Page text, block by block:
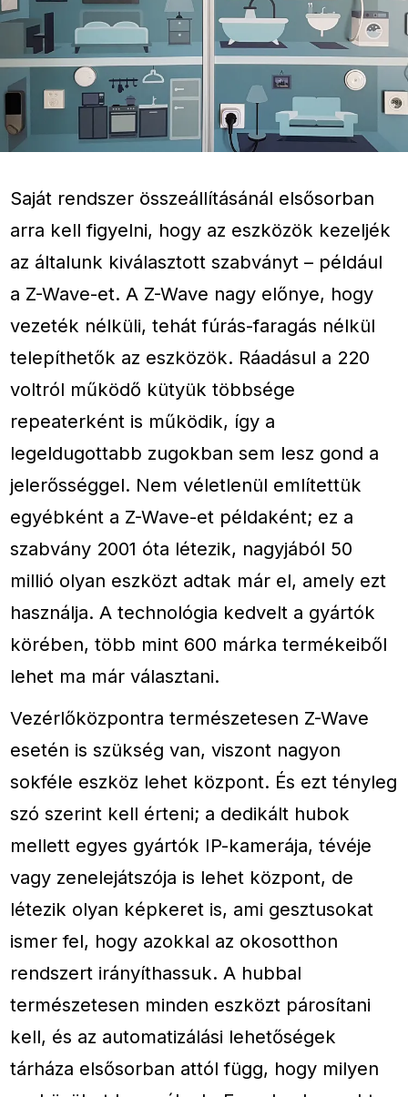
Saját rendszer összeállításánál elsősorban
arra kell figyelni, hogy az eszközök kezeljék
az általunk kiválasztott szabványt – például
a Z-Wave-et. A Z-Wave nagy előnye, hogy
vezeték nélküli, tehát fúrás-faragás nélkül
telepíthetők az eszközök. Ráadásul a 220
voltról működő kütyük többsége
repeaterként is működik, így a
legeldugottabb zugokban sem lesz gond a
jelerősséggel. Nem véletlenül említettük
egyébként a Z-Wave-et példaként; ez a
szabvány 2001 óta létezik, nagyjából 50
millió olyan eszközt adtak már el, amely ezt
használja. A technológia kedvelt a gyártók
körében, több mint 600 márka termékeiből
lehet ma már választani.
Vezérlőközpontra természetesen Z-Wave
esetén is szükség van, viszont nagyon
sokféle eszköz lehet központ. És ezt tényleg
szó szerint kell érteni; a dedikált hubok
mellett egyes gyártók IP-kamerája, tévéje
vagy zenelejátszója is lehet központ, de
létezik olyan képkeret is, ami gesztusokat
ismer fel, hogy azokkal az okosotthon
rendszert irányíthassuk. A hubbal
természetesen minden eszközt párosítani
kell, és az automatizálási lehetőségek
tárháza elsősorban attól függ, hogy milyen